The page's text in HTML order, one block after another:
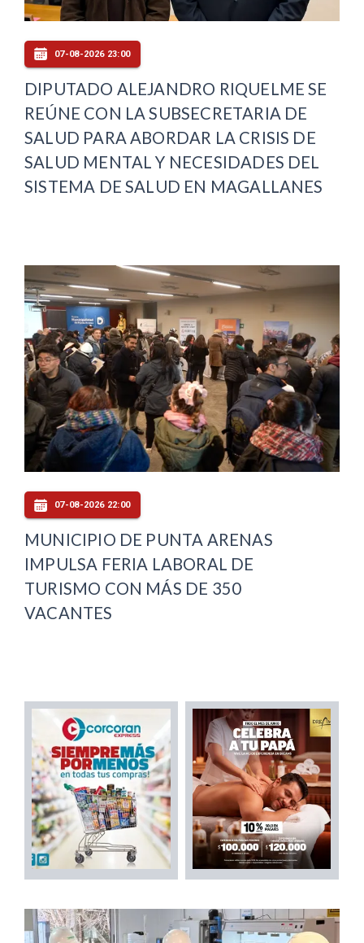
07-08-2026 23:00
DIPUTADO ALEJANDRO RIQUELME SE
REÚNE CON LA SUBSECRETARIA DE
SALUD PARA ABORDAR LA CRISIS DE
SALUD MENTAL Y NECESIDADES DEL
SISTEMA DE SALUD EN MAGALLANES
07-08-2026 22:00
MUNICIPIO DE PUNTA ARENAS
IMPULSA FERIA LABORAL DE
TURISMO CON MÁS DE 350
VACANTES